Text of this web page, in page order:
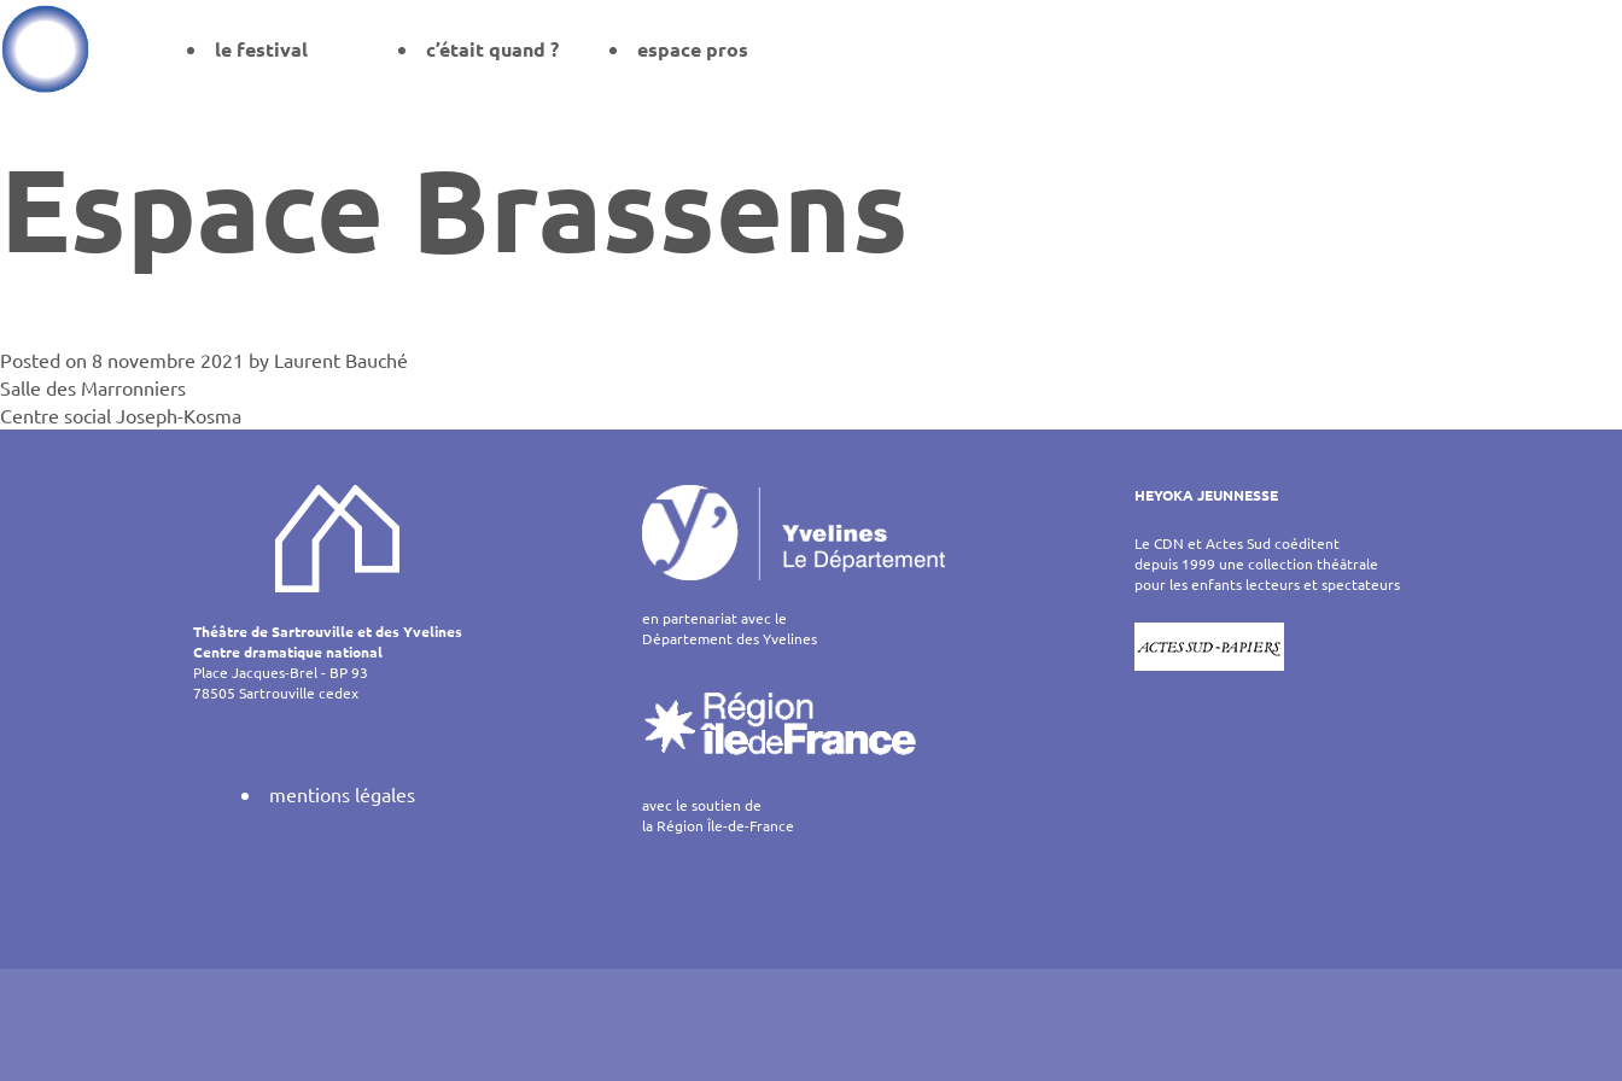
le festival c’était quand ? espace pros
Espace Brassens
Posted on 8 novembre 2021 by Laurent Bauché
Navigation
l’article
Salle des Marronniers
Centre social Joseph-Kosma
Théâtre de Sartrouville et des Yvelines
Centre dramatique national
Place Jacques-Brel - BP 93
78505 Sartrouville cedex
mentions légales
en partenariat avec le
Département des Yvelines
avec le soutien de
la Région Île-de-France
HEYOKA JEUNNESSE
Le CDN et Actes Sud coéditent
depuis 1999 une collection théâtrale
pour les enfants lecteurs et spectateurs